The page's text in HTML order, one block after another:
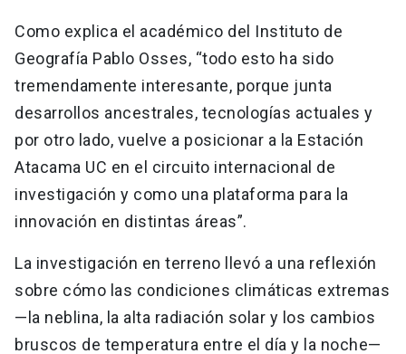
Como explica el académico del Instituto de
Geografía Pablo Osses, “todo esto ha sido
tremendamente interesante, porque junta
desarrollos ancestrales, tecnologías actuales y
por otro lado, vuelve a posicionar a la Estación
Atacama UC en el circuito internacional de
investigación y como una plataforma para la
innovación en distintas áreas”.
La investigación en terreno llevó a una reflexión
sobre cómo las condiciones climáticas extremas
—la neblina, la alta radiación solar y los cambios
bruscos de temperatura entre el día y la noche—